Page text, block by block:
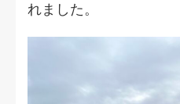
れました。